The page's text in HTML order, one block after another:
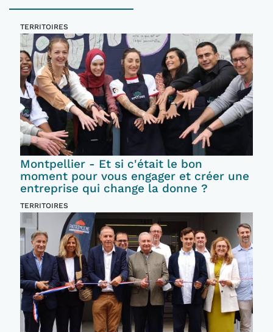
TERRITOIRES
Montpellier - Et si c'était le bon
moment pour vous engager et créer une
entreprise qui change la donne ?
TERRITOIRES